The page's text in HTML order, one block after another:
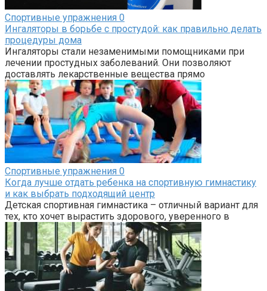
Спортивные упражнения 0
Ингаляторы в борьбе с простудой: как правильно делать
процедуры дома
Ингаляторы стали незаменимыми помощниками при
лечении простудных заболеваний. Они позволяют
доставлять лекарственные вещества прямо
Спортивные упражнения 0
Когда лучше отдать ребенка на спортивную гимнастику
и как выбрать подходящий центр
Детская спортивная гимнастика – отличный вариант для
тех, кто хочет вырастить здорового, уверенного в